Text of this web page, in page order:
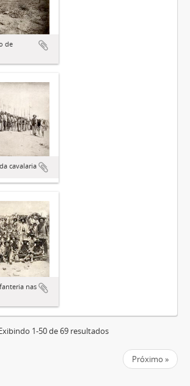
de
cavalaria
nas
1-50 de 69 resultados
Próximo »